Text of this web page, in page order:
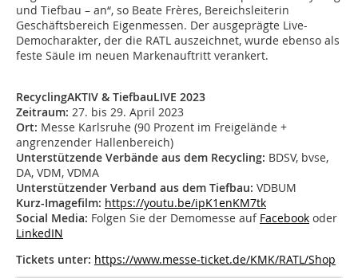
und Tiefbau – an“, so Beate Frères, Bereichsleiterin
Geschäftsbereich Eigenmessen. Der ausgeprägte Live-
Democharakter, der die RATL auszeichnet, wurde ebenso als
feste Säule im neuen Markenauftritt verankert.
RecyclingAKTIV & TiefbauLIVE 2023
Zeitraum: 27. bis 29. April 2023
Ort: Messe Karlsruhe (90 Prozent im Freigelände +
angrenzender Hallenbereich)
Unterstützende Verbände aus dem Recycling: BDSV, bvse,
DA, VDM, VDMA
Unterstützender Verband aus dem Tiefbau: VDBUM
Kurz-Imagefilm: https://youtu.be/ipK1enKM7tk
Social Media: Folgen Sie der Demomesse auf Facebook oder
LinkedIN
Tickets unter: https://www.messe-ticket.de/KMK/RATL/Shop